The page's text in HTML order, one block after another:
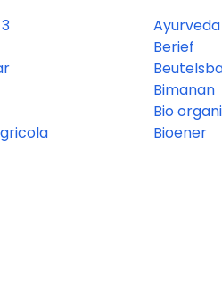
Berief
Bimanan
Bio
Bioener